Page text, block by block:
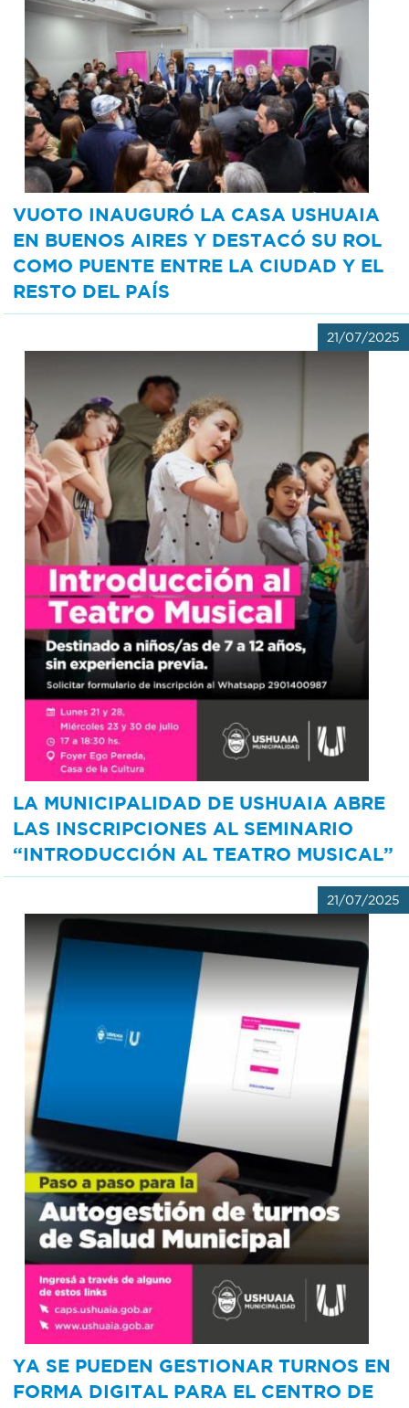
VUOTO INAUGURÓ LA CASA USHUAIA
EN BUENOS AIRES Y DESTACÓ SU ROL
COMO PUENTE ENTRE LA CIUDAD Y EL
RESTO DEL PAÍS
21/07/2025
LA MUNICIPALIDAD DE USHUAIA ABRE
LAS INSCRIPCIONES AL SEMINARIO
“INTRODUCCIÓN AL TEATRO MUSICAL”
21/07/2025
YA SE PUEDEN GESTIONAR TURNOS EN
FORMA DIGITAL PARA EL CENTRO DE